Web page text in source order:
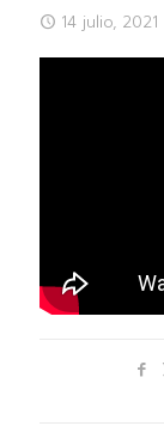
14 julio, 2021